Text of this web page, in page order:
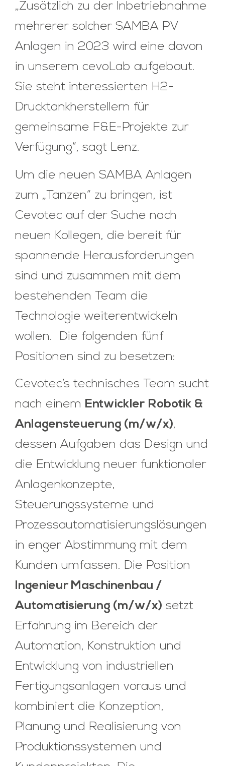
„Zusätzlich zu der Inbetriebnahme
mehrerer solcher SAMBA PV
Anlagen in 2023 wird eine davon
in unserem cevoLab aufgebaut.
Sie steht interessierten H2-
Drucktankherstellern für
gemeinsame F&E-Projekte zur
Verfügung“, sagt Lenz.
Um die neuen SAMBA Anlagen
zum „Tanzen“ zu bringen, ist
Cevotec auf der Suche nach
neuen Kollegen, die bereit für
spannende Herausforderungen
sind und zusammen mit dem
bestehenden Team die
Technologie weiterentwickeln
wollen. Die folgenden fünf
Positionen sind zu besetzen:
Cevotec’s technisches Team sucht
nach einem Entwickler Robotik &
Anlagensteuerung (m/w/x),
dessen Aufgaben das Design und
die Entwicklung neuer funktionaler
Anlagenkonzepte,
Steuerungssysteme und
Prozessautomatisierungslösungen
in enger Abstimmung mit dem
Kunden umfassen. Die Position
Ingenieur Maschinenbau /
Automatisierung (m/w/x) setzt
Erfahrung im Bereich der
Automation, Konstruktion und
Entwicklung von industriellen
Fertigungsanlagen voraus und
kombiniert die Konzeption,
Planung und Realisierung von
Produktionssystemen und